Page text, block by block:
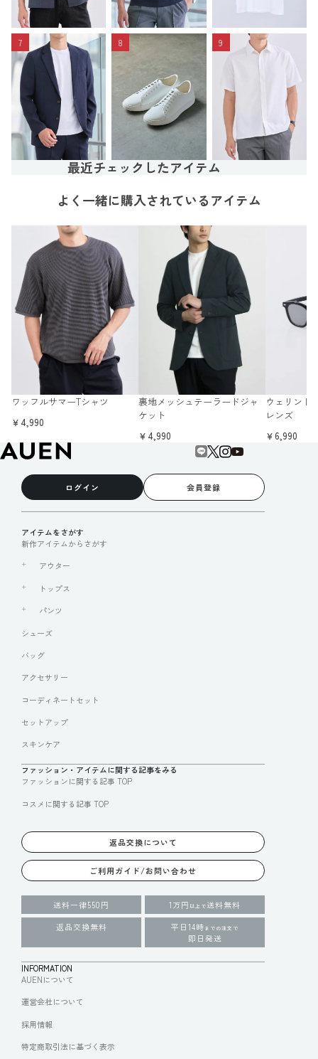
7 8 9
最近チェックしたアイテム
よく一緒に購入されているアイテム
ワッフルサマーTシャツ
￥4,990
裏地メッシュテーラードジャ
ケット
￥4,990
ウェリント
レンズ
￥6,990
ログイン 会員登録
アイテムをさがす
新作アイテムからさがす
アウター
トップス
パンツ
シューズ
バッグ
アクセサリー
コーディネートセット
セットアップ
スキンケア
ファッション・アイテムに関する記事をみる
ファッションに関する記事 TOP
コスメに関する記事 TOP
返品交換について
ご利用ガイド/お問い合わせ
送料一律550円 1万円 以上で送料無料
返品交換無料
平日14時 までの注文で
即日発送
INFORMATION
AUENについて
運営会社について
採用情報
特定商取引法に基づく表示